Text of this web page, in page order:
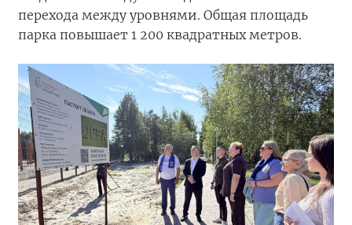
перехода между уровнями. Общая площадь
парка повышает 1 200 квадратных метров.